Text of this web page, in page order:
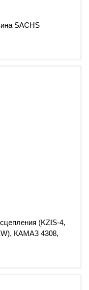
SACHS
(KZIS-4,
КАМАЗ 4308,